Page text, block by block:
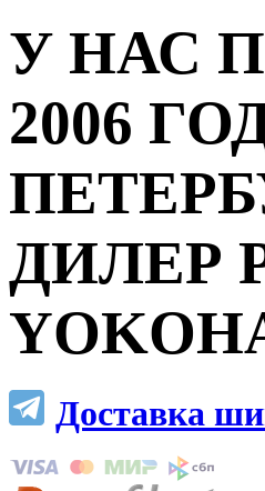
У НАС
2006
ДИЛЕР
Доставка